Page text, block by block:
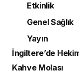
Etkinlik
Genel Sağlık
Yayın
İngiltere’de
Kahve Molası